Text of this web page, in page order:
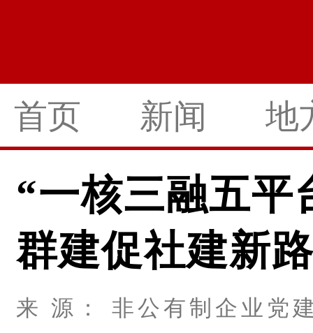
首页 新闻 地
“一核三融五平
群建促社建新
来 源： 非公有制企业